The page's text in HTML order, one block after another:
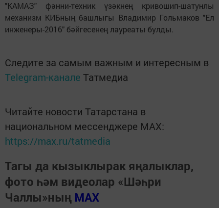
"КАМАЗ" фәнни-техник үзәкнең кривошип-шатунлы
механизм КИБның башлыгы Владимир Гольмаков "Ел
инженеры-2016" бәйгесенең лауреаты булды.
Следите за самым важным и интересным в
Telegram-канале Татмедиа
Читайте новости Татарстана в
национальном мессенджере MАХ:
https://max.ru/tatmedia
Тагы да кызыклырак яңалыклар,
фото һәм видеолар «Шәһри
Чаллы»ның MAX